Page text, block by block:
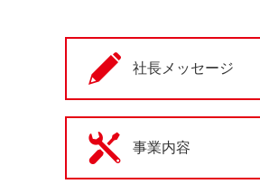
社長メッセージ
事業内容